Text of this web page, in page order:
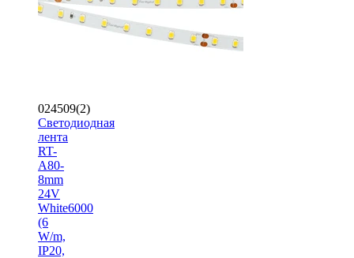
024509(2)
Светодиодная
лента
RT-
A80-
8mm
24V
White6000
(6
W/m,
IP20,